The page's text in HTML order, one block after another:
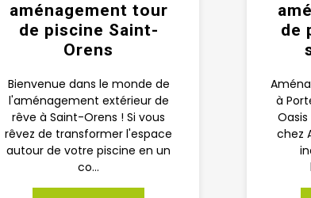
aménagement tour
de piscine Saint-
Orens
Bienvenue dans le monde de
l'aménagement extérieur de
rêve à Saint-Orens ! Si vous
rêvez de transformer l'espace
autour de votre piscine en un
co...
de
à
chez